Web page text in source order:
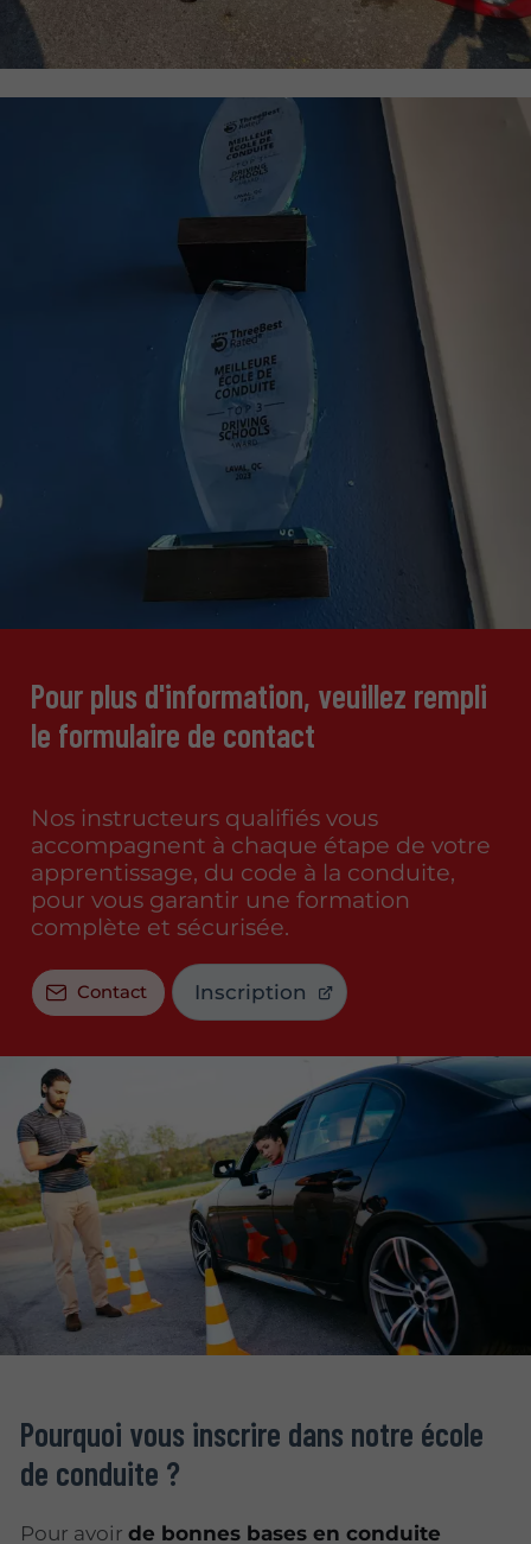
Pour plus d'information, veuillez rempli
le formulaire de contact
Nos instructeurs qualifiés vous
accompagnent à chaque étape de votre
apprentissage, du code à la conduite,
pour vous garantir une formation
complète et sécurisée.
Contact Inscription
Pourquoi vous inscrire dans notre école
de conduite ?
Pour avoirde bonnes bases en conduite